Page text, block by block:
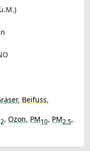
, Beifuss,
2, Ozon, PM10, PM2.5,